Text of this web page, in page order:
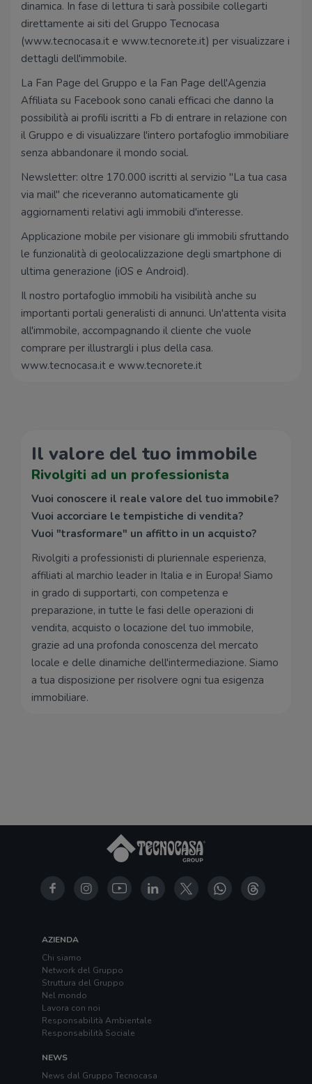
dinamica. In fase di lettura ti sarà possibile collegarti
direttamente ai siti del Gruppo Tecnocasa
(www.tecnocasa.it e www.tecnorete.it) per visualizzare i
dettagli dell'immobile.
La Fan Page del Gruppo e la Fan Page dell'Agenzia
Affiliata su Facebook sono canali efficaci che danno la
possibilità ai profili iscritti a Fb di entrare in relazione con
il Gruppo e di visualizzare l'intero portafoglio immobiliare
senza abbandonare il mondo social.
Newsletter: oltre 170.000 iscritti al servizio "La tua casa
via mail" che riceveranno automaticamente gli
aggiornamenti relativi agli immobili d'interesse.
Applicazione mobile per visionare gli immobili sfruttando
le funzionalità di geolocalizzazione degli smartphone di
ultima generazione (iOS e Android).
Il nostro portafoglio immobili ha visibilità anche su
importanti portali generalisti di annunci. Un'attenta visita
all'immobile, accompagnando il cliente che vuole
comprare per illustrargli i plus della casa.
www.tecnocasa.it e www.tecnorete.it
Il valore del tuo immobile
Rivolgiti ad un professionista
Vuoi conoscere il reale valore del tuo immobile?
Vuoi accorciare le tempistiche di vendita?
Vuoi "trasformare" un affitto in un acquisto?
Rivolgiti a professionisti di pluriennale esperienza,
affiliati al marchio leader in Italia e in Europa! Siamo
in grado di supportarti, con competenza e
preparazione, in tutte le fasi delle operazioni di
vendita, acquisto o locazione del tuo immobile,
grazie ad una profonda conoscenza del mercato
locale e delle dinamiche dell'intermediazione. Siamo
a tua disposizione per risolvere ogni tua esigenza
immobiliare.
AZIENDA
Chi siamo
Network del Gruppo
Struttura del Gruppo
Nel mondo
Lavora con noi
Responsabilità Ambientale
Responsabilità Sociale
NEWS
News dal Gruppo Tecnocasa